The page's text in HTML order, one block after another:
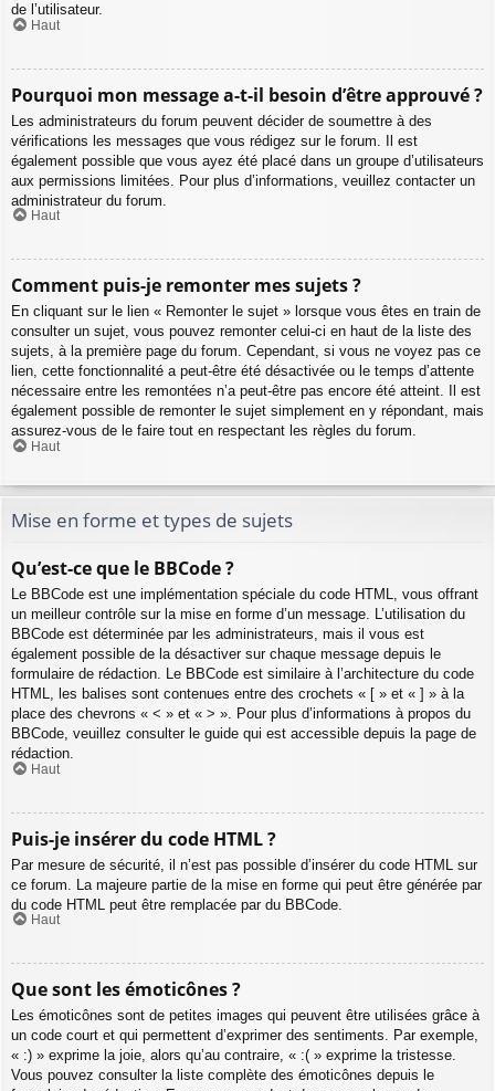
de l’utilisateur.
Haut
Pourquoi mon message a-t-il besoin d’être approuvé ?
Les administrateurs du forum peuvent décider de soumettre à des
vérifications les messages que vous rédigez sur le forum. Il est
également possible que vous ayez été placé dans un groupe d’utilisateurs
aux permissions limitées. Pour plus d’informations, veuillez contacter un
administrateur du forum.
Haut
Comment puis-je remonter mes sujets ?
En cliquant sur le lien « Remonter le sujet » lorsque vous êtes en train de
consulter un sujet, vous pouvez remonter celui-ci en haut de la liste des
sujets, à la première page du forum. Cependant, si vous ne voyez pas ce
lien, cette fonctionnalité a peut-être été désactivée ou le temps d’attente
nécessaire entre les remontées n’a peut-être pas encore été atteint. Il est
également possible de remonter le sujet simplement en y répondant, mais
assurez-vous de le faire tout en respectant les règles du forum.
Haut
Mise en forme et types de sujets
Qu’est-ce que le BBCode ?
Le BBCode est une implémentation spéciale du code HTML, vous offrant
un meilleur contrôle sur la mise en forme d’un message. L’utilisation du
BBCode est déterminée par les administrateurs, mais il vous est
également possible de la désactiver sur chaque message depuis le
formulaire de rédaction. Le BBCode est similaire à l’architecture du code
HTML, les balises sont contenues entre des crochets « [ » et « ] » à la
place des chevrons « < » et « > ». Pour plus d’informations à propos du
BBCode, veuillez consulter le guide qui est accessible depuis la page de
rédaction.
Haut
Puis-je insérer du code HTML ?
Par mesure de sécurité, il n’est pas possible d’insérer du code HTML sur
ce forum. La majeure partie de la mise en forme qui peut être générée par
du code HTML peut être remplacée par du BBCode.
Haut
Que sont les émoticônes ?
Les émoticônes sont de petites images qui peuvent être utilisées grâce à
un code court et qui permettent d’exprimer des sentiments. Par exemple,
« :) » exprime la joie, alors qu’au contraire, « :( » exprime la tristesse.
Vous pouvez consulter la liste complète des émoticônes depuis le